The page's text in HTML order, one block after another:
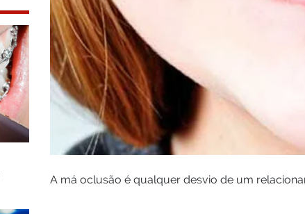
A má oclusão é qualquer desvio de um